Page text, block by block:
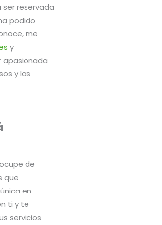
reservada
podido
me
y
apasionada
y las
de
que
en
ti y te
servicios